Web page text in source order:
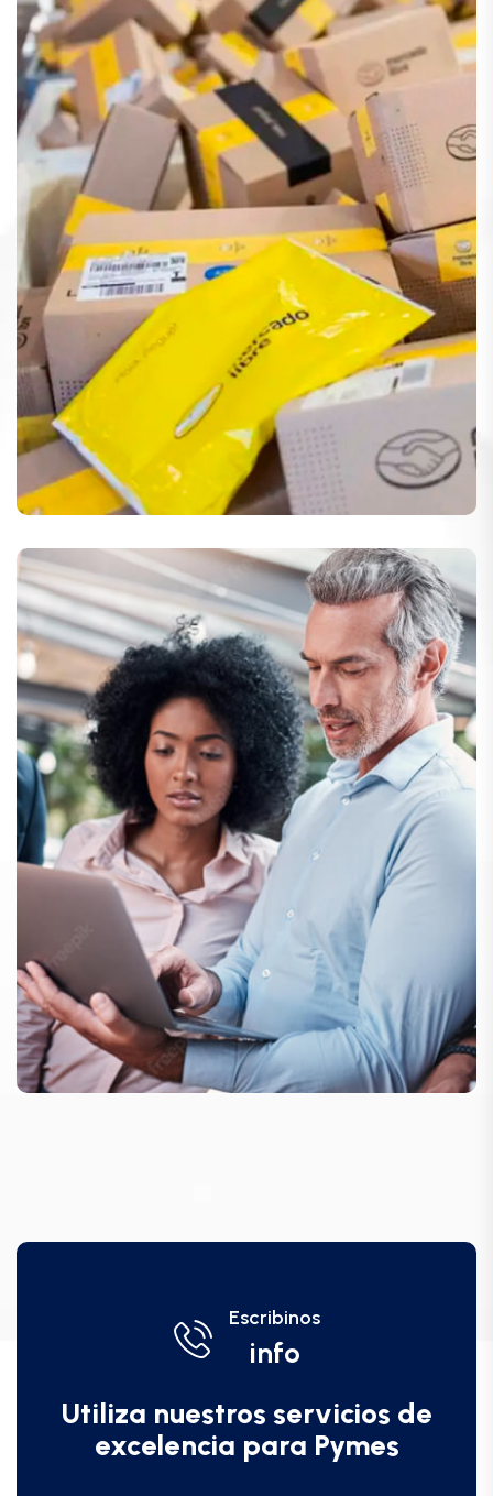
Escribinos
info
Utiliza nuestros servicios de
excelencia para Pymes